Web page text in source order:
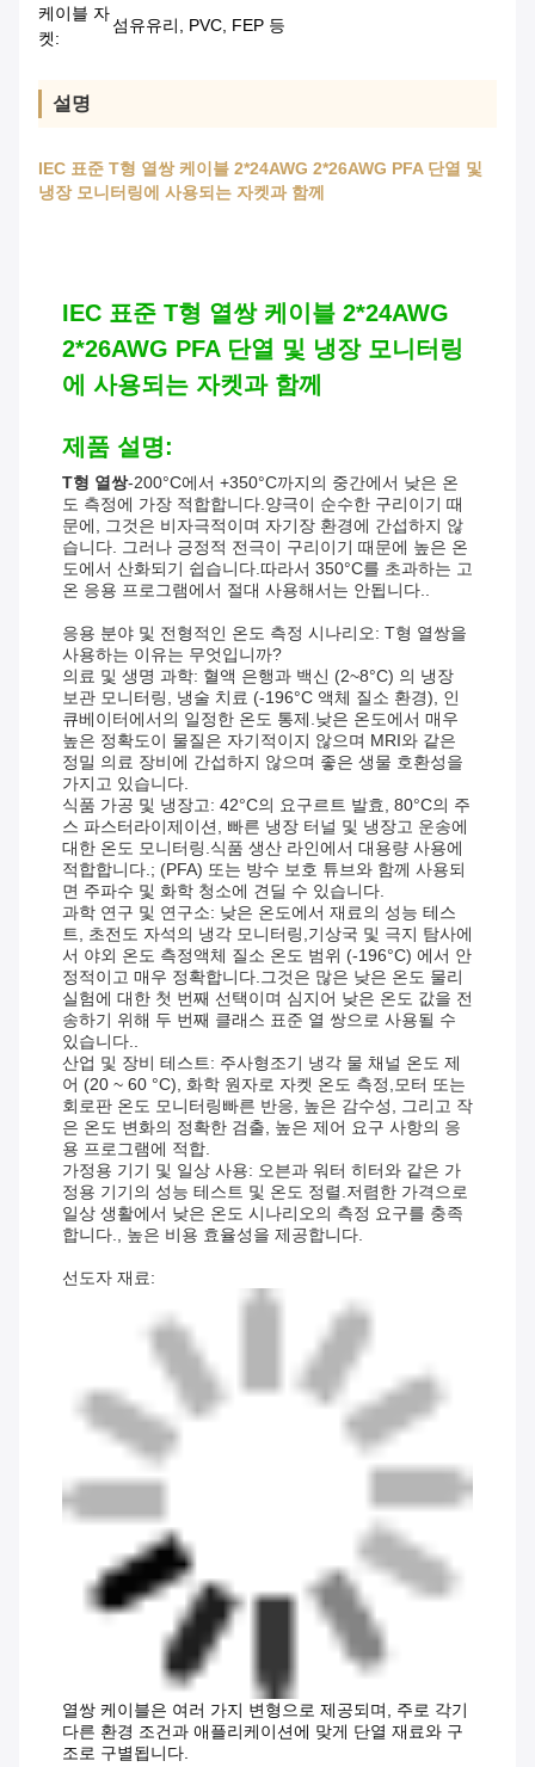
케이블 자
켓:
섬유유리, PVC, FEP 등
설명
IEC 표준 T형 열쌍 케이블 2*24AWG 2*26AWG PFA 단열 및
냉장 모니터링에 사용되는 자켓과 함께
IEC 표준 T형 열쌍 케이블 2*24AWG
2*26AWG PFA 단열 및 냉장 모니터링
에 사용되는 자켓과 함께
제품 설명:
T형 열쌍-200°C에서 +350°C까지의 중간에서 낮은 온
도 측정에 가장 적합합니다.양극이 순수한 구리이기 때
문에, 그것은 비자극적이며 자기장 환경에 간섭하지 않
습니다. 그러나 긍정적 전극이 구리이기 때문에 높은 온
도에서 산화되기 쉽습니다.따라서 350°C를 초과하는 고
온 응용 프로그램에서 절대 사용해서는 안됩니다..
응용 분야 및 전형적인 온도 측정 시나리오: T형 열쌍을
사용하는 이유는 무엇입니까?
의료 및 생명 과학: 혈액 은행과 백신 (2~8°C) 의 냉장
보관 모니터링, 냉술 치료 (-196°C 액체 질소 환경), 인
큐베이터에서의 일정한 온도 통제.낮은 온도에서 매우
높은 정확도이 물질은 자기적이지 않으며 MRI와 같은
정밀 의료 장비에 간섭하지 않으며 좋은 생물 호환성을
가지고 있습니다.
식품 가공 및 냉장고: 42°C의 요구르트 발효, 80°C의 주
스 파스터라이제이션, 빠른 냉장 터널 및 냉장고 운송에
대한 온도 모니터링.식품 생산 라인에서 대용량 사용에
적합합니다.; (PFA) 또는 방수 보호 튜브와 함께 사용되
면 주파수 및 화학 청소에 견딜 수 있습니다.
과학 연구 및 연구소: 낮은 온도에서 재료의 성능 테스
트, 초전도 자석의 냉각 모니터링,기상국 및 극지 탐사에
서 야외 온도 측정액체 질소 온도 범위 (-196°C) 에서 안
정적이고 매우 정확합니다.그것은 많은 낮은 온도 물리
실험에 대한 첫 번째 선택이며 심지어 낮은 온도 값을 전
송하기 위해 두 번째 클래스 표준 열 쌍으로 사용될 수
있습니다..
산업 및 장비 테스트: 주사형조기 냉각 물 채널 온도 제
어 (20 ~ 60 °C), 화학 원자로 자켓 온도 측정,모터 또는
회로판 온도 모니터링빠른 반응, 높은 감수성, 그리고 작
은 온도 변화의 정확한 검출, 높은 제어 요구 사항의 응
용 프로그램에 적합.
가정용 기기 및 일상 사용: 오븐과 워터 히터와 같은 가
정용 기기의 성능 테스트 및 온도 정렬.저렴한 가격으로
일상 생활에서 낮은 온도 시나리오의 측정 요구를 충족
합니다., 높은 비용 효율성을 제공합니다.
선도자 재료:
열쌍 케이블은 여러 가지 변형으로 제공되며, 주로 각기
다른 환경 조건과 애플리케이션에 맞게 단열 재료와 구
조로 구별됩니다.